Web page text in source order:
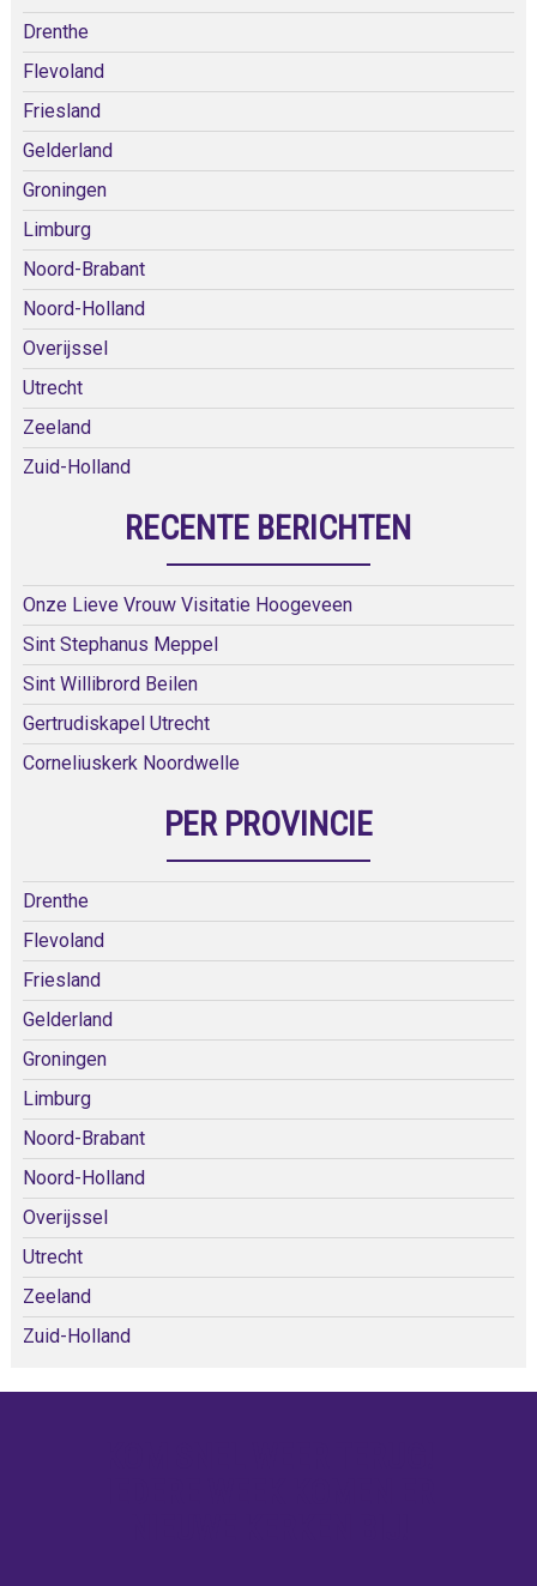
Drenthe
Flevoland
Friesland
Gelderland
Groningen
Limburg
Noord-Brabant
Noord-Holland
Overijssel
Utrecht
Zeeland
Zuid-Holland
RECENTE BERICHTEN
Onze Lieve Vrouw Visitatie Hoogeveen
Sint Stephanus Meppel
Sint Willibrord Beilen
Gertrudiskapel Utrecht
Corneliuskerk Noordwelle
PER PROVINCIE
Drenthe
Flevoland
Friesland
Gelderland
Groningen
Limburg
Noord-Brabant
Noord-Holland
Overijssel
Utrecht
Zeeland
Zuid-Holland